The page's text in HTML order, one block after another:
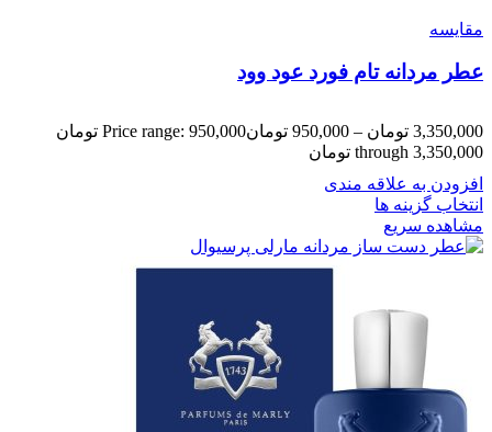
مقایسه
عطر مردانه تام فورد عود وود
3,350,000 تومان –
950,000 تومان
Price range: 950,000 تومان
through 3,350,000 تومان
افزودن به علاقه مندی
انتخاب گزینه ها
مشاهده سریع